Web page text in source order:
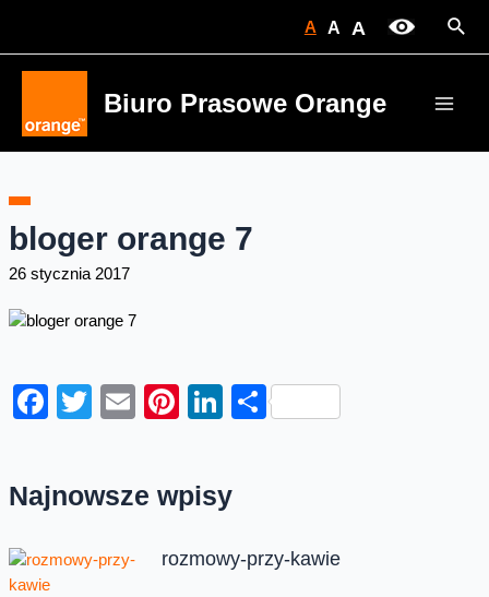
A A A
Biuro Prasowe Orange
bloger orange 7
26 stycznia 2017
Facebook
Twitter
EmailPinterest
LinkedIn
Share
Najnowsze wpisy
rozmowy-przy-kawie